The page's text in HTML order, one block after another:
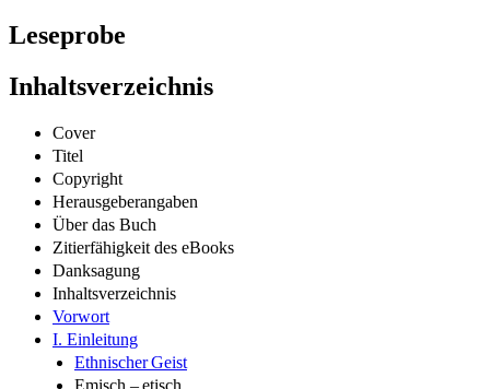
Leseprobe
Inhaltsverzeichnis
Cover
Titel
Copyright
Herausgeberangaben
Über das Buch
Zitierfähigkeit des eBooks
Danksagung
Inhaltsverzeichnis
Vorwort
I. Einleitung
Ethnischer Geist
Emisch – etisch